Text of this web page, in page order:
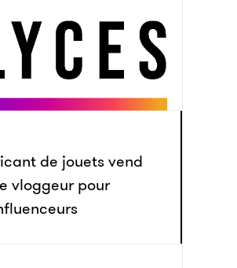
de jouets vend
vloggeur pour